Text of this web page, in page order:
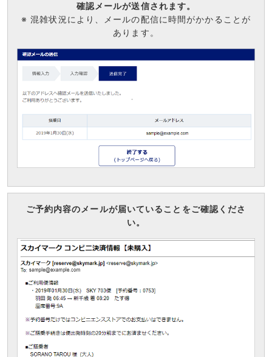
確認メールが送信されます。
※ 混雑状況により、メールの配信に時間がかかることが
あります。
ご予約内容のメールが届いていることをご確認くださ
い。